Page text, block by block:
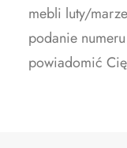
mebli luty/
podanie
powiadomić